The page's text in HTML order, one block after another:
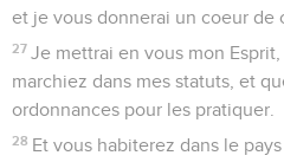
et je vous donnerai un coeur de
27 Je mettrai en vous mon
marchiez dans mes statuts, et
ordonnances pour les pratiquer.
28 Et vous habiterez dans le